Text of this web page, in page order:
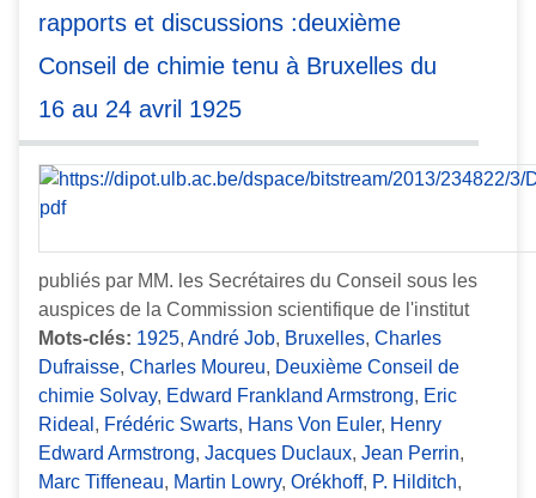
rapports et discussions :deuxième
Conseil de chimie tenu à Bruxelles du
16 au 24 avril 1925
publiés par MM. les Secrétaires du Conseil sous les
auspices de la Commission scientifique de l'institut
Mots-clés: 1925, André Job, Bruxelles, Charles
Dufraisse, Charles Moureu, Deuxième Conseil de
chimie Solvay, Edward Frankland Armstrong, Eric
Rideal , Frédéric Swarts, Hans Von Euler, Henry
Edward Armstrong, Jacques Duclaux, Jean Perrin,
Marc Tiffeneau, Martin Lowry, Orékhoff, P. Hilditch,